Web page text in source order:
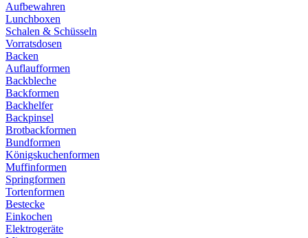
Aufbewahren
Lunchboxen
Schalen & Schüsseln
Vorratsdosen
Backen
Auflaufformen
Backbleche
Backformen
Backhelfer
Backpinsel
Brotbackformen
Bundformen
Königskuchenformen
Muffinformen
Springformen
Tortenformen
Bestecke
Einkochen
Elektrogeräte